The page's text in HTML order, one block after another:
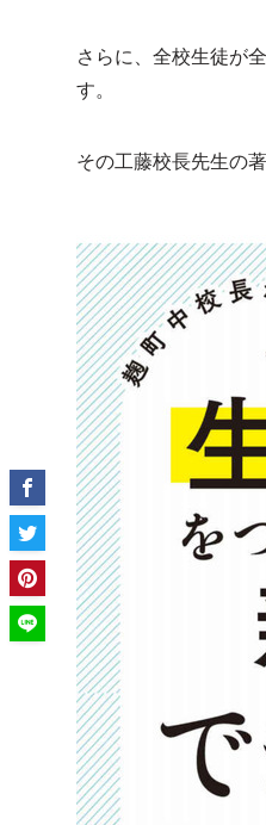
さらに、全校生徒が
す。
その工藤校長先生の